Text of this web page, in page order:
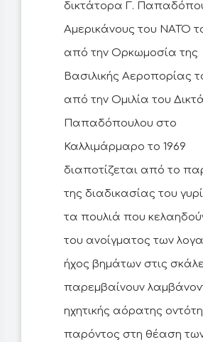
δικτάτορα Γ.
Αμερικάνους του ΝΑΤΟ
από την Ορκωμοσία της
Βασιλικής Αεροπορίας
από την Ομιλία του
Παπαδόπουλου στο
Καλλιμάρμαρο το 1969
διαποτίζεται από το
της διαδικασίας του
τα πουλιά που
του ανοίγματος των
ήχος βημάτων στις
παρεμβαίνουν
ηχητικής αόρατης
παρόντος στη θέαση